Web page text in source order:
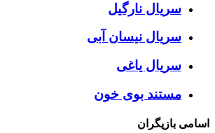
سریال نارگیل
سریال نیسان آبی
سریال یاغی
مستند بوی خون
اسامی بازیگران